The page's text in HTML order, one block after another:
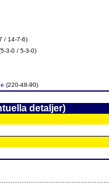
/ 14-7-6)
3-0 / 5-3-0)
(220-48-90)
detaljer)